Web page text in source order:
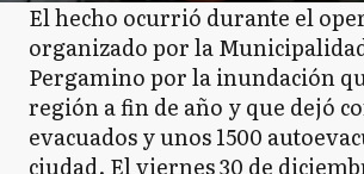
El hecho ocurrió durante el
organizado por la
Pergamino por la inundación
región a fin de año y que dejó
evacuados y unos 1500
ciudad. El viernes 30 de